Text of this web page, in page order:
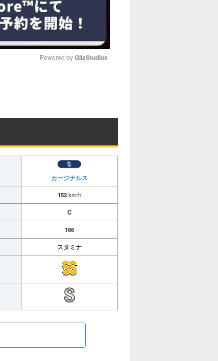
Powered by GliaStudios
カージナルス
152km/h
C
166
スタミナ